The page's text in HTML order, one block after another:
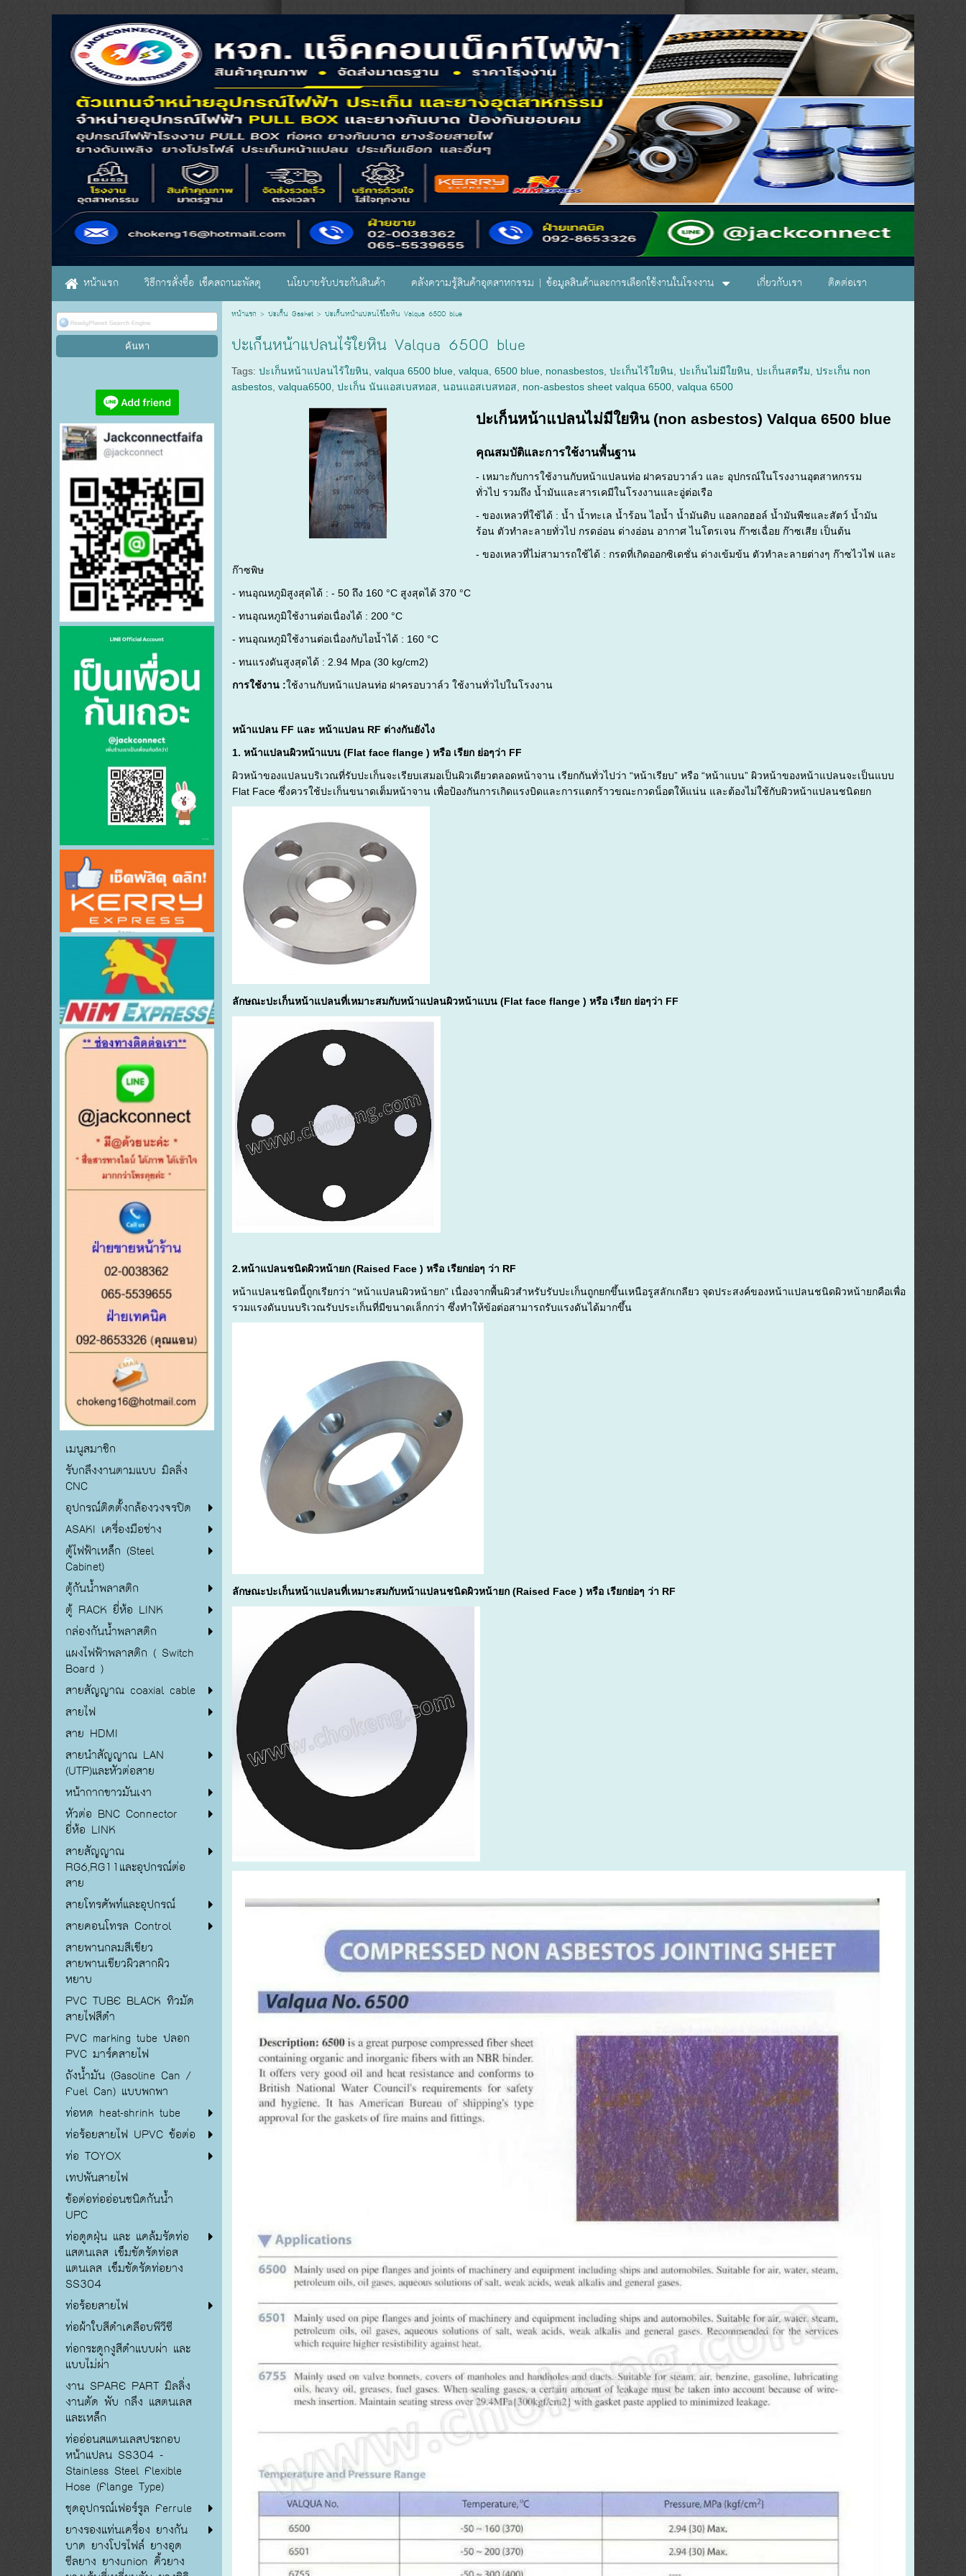
หน้าแรก วิธีการสั่งซื้อ เช็คสถานะพัสดุ นโยบายรับประกันสินค้า คลังความรู้สินค้าอุตสาหกรรม | ข้อมูลสินค้าและการเลือกใช้งานในโรงงาน เกี่ยวกับเรา ติดต่อเรา
เมนูสมาชิก
รับกลึงงานตามแบบ มิลลิ่ง
CNC
อุปกรณ์ติดตั้งกล้องวงจรปิด
ASAKI เครื่องมือช่าง
ตู้ไฟฟ้าเหล็ก (Steel
Cabinet)
ตู้กันน้ำพลาสติก
ตู้ RACK ยี่ห้อ LINK
กล่องกันน้ำพลาสติก
แผงไฟฟ้าพลาสติก ( Switch
Board )
สายสัญญาณ coaxial cable
สายไฟ
สาย HDMI
สายนำสัญญาณ LAN
(UTP)และหัวต่อสาย
หน้ากากขาวมันเงา
หัวต่อ BNC Connector
ยี่ห้อ LINK
สายสัญญาณ
RG6,RG11และอุปกรณ์ต่อ
สาย
สายโทรศัพท์และอุปกรณ์
สายคอนโทรล Control
สายพานกลมสีเขียว
สายพานเขียวผิวสากผิว
หยาบ
PVC TUBE BLACK ทิวมัด
สายไฟสีดำ
PVC marking tube ปลอก
PVC มาร์คสายไฟ
ถังน้ำมัน (Gasoline Can /
Fuel Can) แบบพกพา
ท่อหด heat-shrink tube
ท่อร้อยสายไฟ UPVC ข้อต่อ
ท่อ TOYOX
เทปพันสายไฟ
ข้อต่อท่ออ่อนชนิดกันน้ำ
UPC
ท่อดูดฝุ่น และ แคล้มรัดท่อ
แสตนเลส เข็มขัดรัดท่อส
แตนเลส เข็มขัดรัดท่อยาง
SS304
ท่อร้อยสายไฟ
ท่อผ้าใบสีดำเคลือบพีวีซี
ท่อกระดูกงูสีดำแบบผ่า และ
แบบไม่ผ่า
งาน SPARE PART มิลลิ่ง
งานตัด พับ กลึง แสตนเลส
และเหล็ก
ท่ออ่อนสแตนเลสประกอบ
หน้าแปลน SS304 -
Stainless Steel Flexible
Hose (Flange Type)
ชุดอุปกรณ์เฟอร์รูล Ferrule
ยางรองแท่นเครื่อง ยางกัน
บาด ยางโปรไฟล์ ยางอุด
ซีลยาง ยางunion คิ้วยาง
หน้าแรก > ปะเก็น Gasket> ปะเก็นหน้าแปลนไร้ใยหิน Valqua 6500 blue
ปะเก็นหน้าแปลนไร้ใยหิน Valqua 6500 blue
Tags:ปะเก็นหน้าแปลนไร้ใยหิน ,valqua 6500 blue ,valqua ,6500 blue nonasbestos ,ปะเก็นไร้ใยหิน ,ปะเก็นไม่มีใยหิน ,ปะเก็นสตรีม ,ประเก็น non
asbestos ,valqua6500 ,ปะเก็น นันแอสเบสทอส ,นอนแอสเบสทอส non-asbestos sheet valqua 6500 ,valqua 6500
ปะเก็นหน้าแปลนไม่มีใยหิน (non asbestos) Valqua 6500 blue
คุณสมบัติและการใช้งานพื้นฐาน
- เหมาะกับการใช้งานกับหน้าแปลนท่อ ฝาครอบวาล์ว และ อุปกรณ์ในโรงงานอุตสาหกรรม
ทั่วไป รวมถึง น้ำมันและสารเคมีในโรงงานและอู่ต่อเรือ
- ของเหลวที่ใช้ได้ : น้ำ น้ำทะเล น้ำร้อน ไอน้ำ น้ำมันดิบ แอลกอฮอล์ น้ำมันพืชและสัตว์ น้ำมัน
ร้อน ตัวทำละลายทั่วไป กรดอ่อน ด่างอ่อน อากาศ ไนโตรเจน ก๊าซเฉื่อย ก๊าซเสีย เป็นต้น
- ของเหลวที่ไม่สามารถใช้ได้ : กรดที่เกิดออกซิเดชั่น ด่างเข้มข้น ตัวทำละลายต่างๆ ก๊าซไวไฟ และ
ก๊าซพิษ
- ทนอุณหภูมิสูงสุดได้ : - 50 ถึง 160 °C สูงสุดได้ 370 °C
- ทนอุณหภูมิใช้งานต่อเนื่องได้ : 200 °C
- ทนอุณหภูมิใช้งานต่อเนื่องกับไอน้ำได้ : 160 °C
- ทนแรงดันสูงสุดได้ : 2.94 Mpa (30 kg/cm2)
การใช้งาน :ใช้งานกับหน้าแปลนท่อ ฝาครอบวาล์ว ใช้งานทั่วไปในโรงงาน
หน้าแปลน FF และ หน้าแปลน RF ต่างกันยังไง
1. หน้าแปลนผิวหน้าแบน (Flat face flange ) หรือ เรียก ย่อๆว่า FF
ผิวหน้าของแปลนบริเวณที่รับปะเก็นจะเรียบเสมอเป็นผิวเดียวตลอดหน้าจาน เรียกกันทั่วไปว่า “หน้าเรียบ” หรือ “หน้าแบน” ผิวหน้าของหน้าแปลนจะเป็นแบบ
Flat Face ซึ่งควรใช้ปะเก็นขนาดเต็มหน้าจาน เพื่อป้องกันการเกิดแรงบิดและการแตกร้าวขณะกวดน็อตให้แน่น และต้องไม่ใช้กับผิวหน้าแปลนชนิดยก
ลักษณะปะเก็นหน้าแปลนที่เหมาะสมกับหน้าแปลนผิวหน้าแบน (Flat face flange ) หรือ เรียก ย่อๆว่า FF
2.หน้าแปลนชนิดผิวหน้ายก (Raised Face ) หรือ เรียกย่อๆ ว่า RF
หน้าแปลนชนิดนี้ถูกเรียกว่า “หน้าแปลนผิวหน้ายก” เนื่องจากพื้นผิวสำหรับรับปะเก็นถูกยกขึ้นเหนือรูสลักเกลียว จุดประสงค์ของหน้าแปลนชนิดผิวหน้ายกคือเพื่อ
รวมแรงดันบนบริเวณรับประเก็นที่มีขนาดเล็กกว่า ซึ่งทำให้ข้อต่อสามารถรับแรงดันได้มากขึ้น
ลักษณะปะเก็นหน้าแปลนที่เหมาะสมกับหน้าแปลนชนิดผิวหน้ายก (Raised Face ) หรือ เรียกย่อๆ ว่า RF